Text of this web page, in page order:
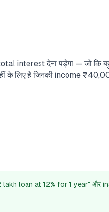
interest देना पड़ेगा — जो कि
के लिए है जिनकी income
loan at 12% for 1 year" और